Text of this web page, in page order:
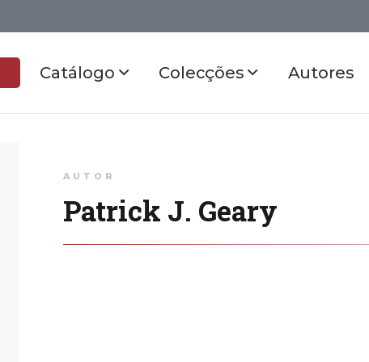
Catálogo Colecções Autores
AUTOR
Patrick J. Geary